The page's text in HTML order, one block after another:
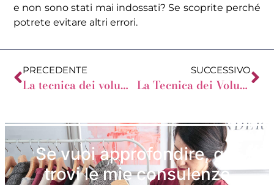
e non sono stati mai indossati? Se scoprite perché
potrete evitare altri errori.
PRECEDENTE
La tecnica dei volumi per la Triangolo Invertito
SUCCESSIVO
La Tecnica dei Volumi per la Donna a Mela
Se vuoi approfondire, qui
trovi le mie consulenze